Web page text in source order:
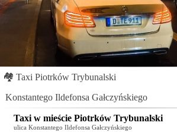
🏘 Taxi Piotrków Trybunalski
Konstantego Ildefonsa Gałczyńskiego
Taxi w mieście Piotrków Trybunalski
ulica Konstantego Ildefonsa Gałczyńskiego